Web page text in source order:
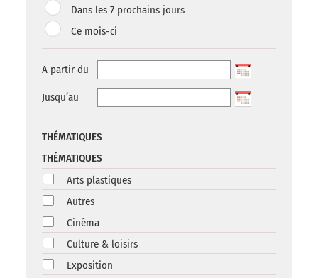
Dans les 7 prochains jours
Ce mois-ci
A partir du
Jusqu’au
THÉMATIQUES
THÉMATIQUES
Arts plastiques
Autres
Cinéma
Culture & loisirs
Exposition